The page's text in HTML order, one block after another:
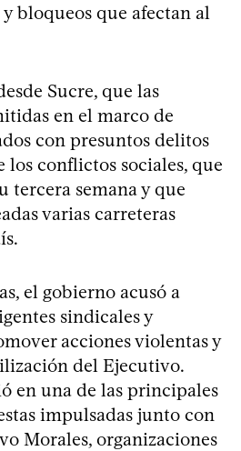
bloqueos que afectan al
Sucre, que las
en el marco de
con presuntos delitos
conflictos sociales, que
tercera semana y que
varias carreteras
el gobierno acusó a
sindicales y
acciones violentas y
del Ejecutivo.
en una de las principales
impulsadas junto con
Morales, organizaciones